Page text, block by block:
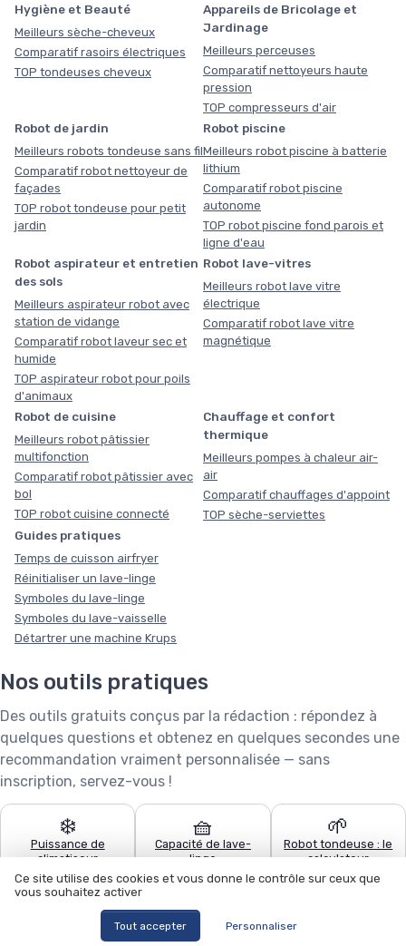
Hygiène et Beauté
Meilleurs sèche-cheveux
Comparatif rasoirs électriques
TOP tondeuses cheveux
Appareils de Bricolage et
Jardinage
Meilleurs perceuses
Comparatif nettoyeurs haute
pression
TOP compresseurs d'air
Robot de jardin
Meilleurs robots tondeuse sans fil
Comparatif robot nettoyeur de
façades
TOP robot tondeuse pour petit
jardin
Robot piscine
Meilleurs robot piscine à batterie
lithium
Comparatif robot piscine
autonome
TOP robot piscine fond parois et
ligne d'eau
Robot aspirateur et entretien
des sols
Meilleurs aspirateur robot avec
station de vidange
Comparatif robot laveur sec et
humide
TOP aspirateur robot pour poils
d'animaux
Robot lave-vitres
Meilleurs robot lave vitre
électrique
Comparatif robot lave vitre
magnétique
Robot de cuisine
Meilleurs robot pâtissier
multifonction
Comparatif robot pâtissier avec
bol
TOP robot cuisine connecté
Chauffage et confort
thermique
Meilleurs pompes à chaleur air-
air
Comparatif chauffages d'appoint
TOP sèche-serviettes
Guides pratiques
Temps de cuisson airfryer
Réinitialiser un lave-linge
Symboles du lave-linge
Symboles du lave-vaisselle
Détartrer une machine Krups
Nos outils pratiques
Des outils gratuits conçus par la rédaction : répondez à
quelques questions et obtenez en quelques secondes une
recommandation vraiment personnalisée — sans
inscription, servez-vous !
❄️
Puissance de
climatiseur
🧺
Capacité de lave-
linge
🌱
Robot tondeuse : le
calculateur
🧹
Quel aspirateur
Configurateur lave-
vaisselle
Ce site utilise des cookies et vous donne le contrôle sur ceux que
vous souhaitez activer
Tout accepter Personnaliser